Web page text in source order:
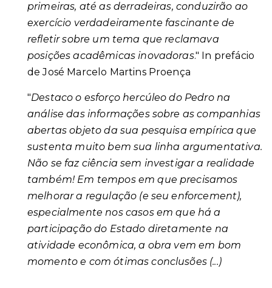
primeiras, até as derradeiras, conduzirão ao
exercício verdadeiramente fascinante de
refletir sobre um tema que reclamava
posições acadêmicas inovadoras." In prefácio
de José Marcelo Martins Proença
"Destaco o esforço hercúleo do Pedro na
análise das informações sobre as companhias
abertas objeto da sua pesquisa empírica que
sustenta muito bem sua linha argumentativa.
Não se faz ciência sem investigar a realidade
também! Em tempos em que precisamos
melhorar a regulação (e seu enforcement),
especialmente nos casos em que há a
participação do Estado diretamente na
atividade econômica, a obra vem em bom
momento e com ótimas conclusões (...)